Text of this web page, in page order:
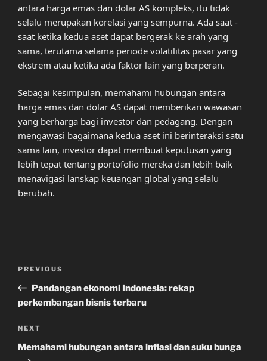
antara harga emas dan dolar AS kompleks, itu tidak
selalu merupakan korelasi yang sempurna. Ada saat -
saat ketika kedua aset dapat bergerak ke arah yang
sama, terutama selama periode volatilitas pasar yang
ekstrem atau ketika ada faktor lain yang berperan.
Sebagai kesimpulan, memahami hubungan antara
harga emas dan dolar AS dapat memberikan wawasan
yang berharga bagi investor dan pedagang. Dengan
mengawasi bagaimana kedua aset ini berinteraksi satu
sama lain, investor dapat membuat keputusan yang
lebih tepat tentang portofolio mereka dan lebih baik
menavigasi lanskap keuangan global yang selalu
berubah.
Previous
Post
PREVIOUS
Pandangan ekonomi Indonesia: rekap
perkembangan bisnis terbaru
Next
Post
NEXT
Memahami hubungan antara inflasi dan suku bunga